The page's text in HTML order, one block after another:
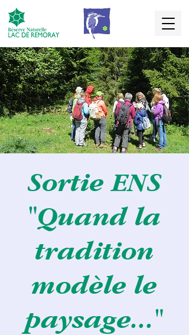
Sortie ENS
"Quand la
tradition
modèle le
paysage..."